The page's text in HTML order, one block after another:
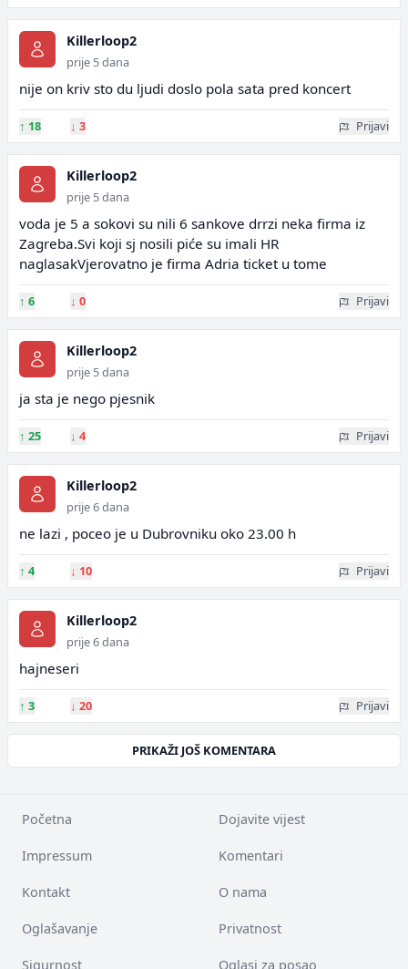
Killerloop2
prije 5 dana
nije on kriv sto du ljudi doslo pola sata pred koncert
↑ 18 ↓ 3 Prijavi
Killerloop2
prije 5 dana
voda je 5 a sokovi su nili 6 sankove drrzi neka firma iz
Zagreba.Svi koji sj nosili piće su imali HR
naglasakVjerovatno je firma Adria ticket u tome
↑ 6 ↓ 0 Prijavi
Killerloop2
prije 5 dana
ja sta je nego pjesnik
↑ 25 ↓ 4 Prijavi
Killerloop2
prije 6 dana
ne lazi , poceo je u Dubrovniku oko 23.00 h
↑ 4 ↓ 10 Prijavi
Killerloop2
prije 6 dana
hajneseri
↑ 3 ↓ 20 Prijavi
PRIKAŽI JOŠ KOMENTARA
Početna Dojavite vijest
Impressum Komentari
Kontakt O nama
Oglašavanje Privatnost
Sigurnost Oglasi za posao